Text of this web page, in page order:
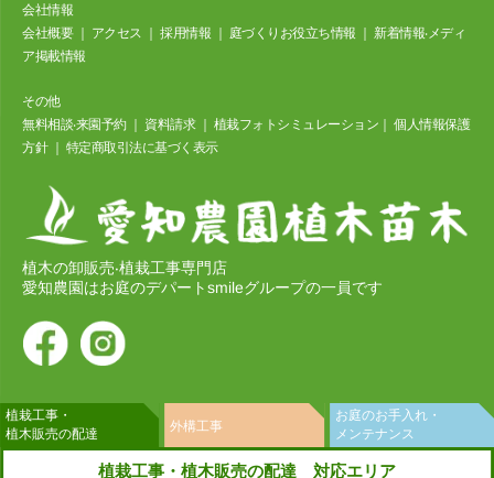
会社情報
会社概要｜ アクセス ｜採⽤情報 庭づくりお役立ち情報 新着情報‧メディ
ア掲載情報
その他
無料相談‧来園予約｜ 資料請求｜ 植栽フォトシミュレーション ｜個⼈情報保護
⽅針｜ 特定商取引法に基づく表⽰
植木の卸販売‧植栽工事専門店
愛知農園はお庭のデパートsmileグループの一員です
植栽工事・
植木販売の配達 外構工事
お庭のお手入れ・
メンテナンス
植栽工事・植木販売の配達 対応エリア